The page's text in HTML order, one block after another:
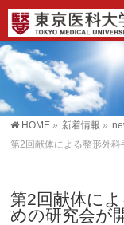
HOME » 新着情報 »
第2回献体による整形外科
第2回献体に
めの研究会が